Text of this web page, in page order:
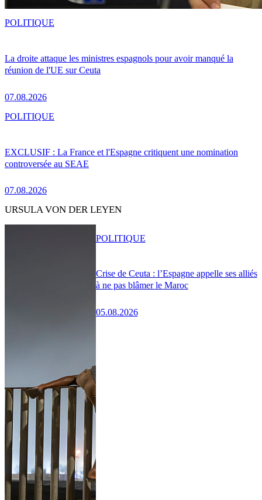
La droite attaque les ministres espagnols pour avoir manqué la
réunion de l'UE sur Ceuta
07.08.2026
POLITIQUE
EXCLUSIF : La France et l'Espagne critiquent une nomination
controversée au SEAE
07.08.2026
POLITIQUE
URSULA VON DER LEYEN
Crise de Ceuta : l’Espagne appelle ses alliés
à ne pas blâmer le Maroc
05.08.2026
POLITIQUE